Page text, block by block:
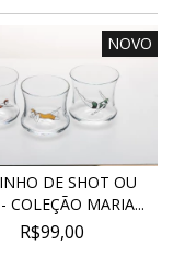
NOVO
DE SHOT OU
COLEÇÃO MARIA...
R$99,00